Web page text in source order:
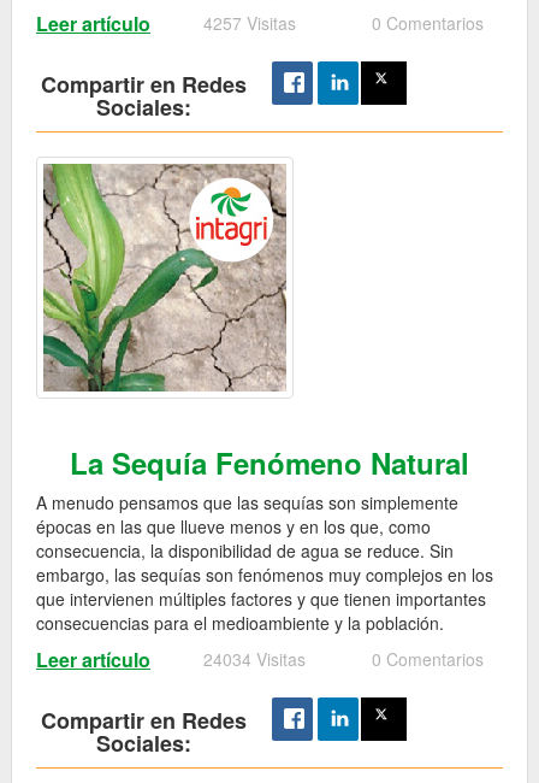
Leer artículo 4257 Visitas 0 Comentarios
Compartir en Redes
Sociales:
La Sequía Fenómeno Natural
A menudo pensamos que las sequías son simplemente
épocas en las que llueve menos y en los que, como
consecuencia, la disponibilidad de agua se reduce. Sin
embargo, las sequías son fenómenos muy complejos en los
que intervienen múltiples factores y que tienen importantes
consecuencias para el medioambiente y la población.
Leer artículo 24034 Visitas 0 Comentarios
Compartir en Redes
Sociales: